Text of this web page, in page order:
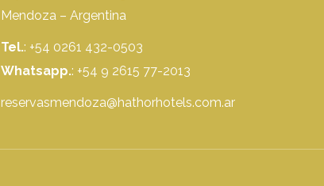
Mendoza – Argentina
Tel.: +54 0261 432-0503
Whatsapp.: +54 9 2615 77-2013
reservasmendoza@hathorhotels.com.ar